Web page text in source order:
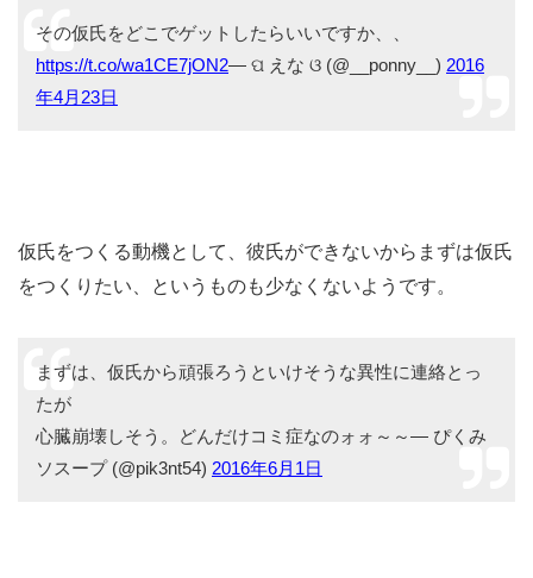
その仮氏をどこでゲットしたらいいですか、、
https://t.co/wa1CE7jON2— ପ えな ଓ (@__ponny__) 2016
年4月23日
仮氏をつくる動機として、彼氏ができないからまずは仮氏
をつくりたい、というものも少なくないようです。
まずは、仮氏から頑張ろうといけそうな異性に連絡とっ
たが
心臓崩壊しそう。どんだけコミ症なのォォ～～— ぴくみ
ソスープ (@pik3nt54) 2016年6月1日